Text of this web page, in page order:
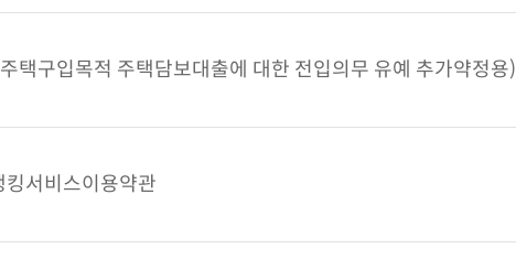
택구입목적 주택담보대출에 대한 전입의무 유예 추가약정용)
서비스이용약관